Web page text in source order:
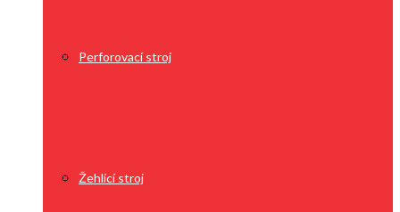
Perforovací stroj
Žehlící stroj